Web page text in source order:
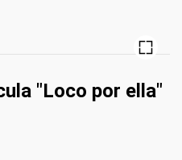
"Loco por ella"